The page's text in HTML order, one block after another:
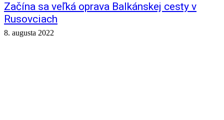
Začína sa veľká oprava Balkánskej cesty v
Rusovciach
8. augusta 2022